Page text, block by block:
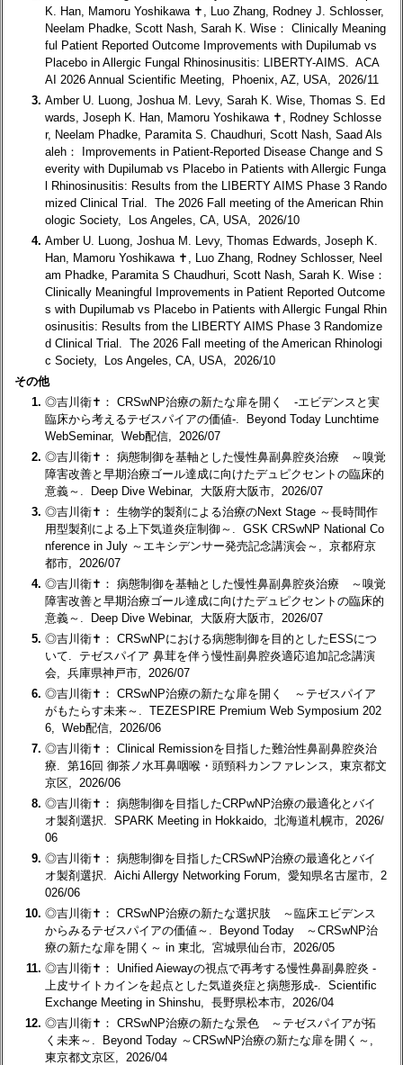
K. Han, Mamoru Yoshikawa ✝, Luo Zhang, Rodney J. Schlosser,
Neelam Phadke, Scott Nash, Sarah K. Wise： Clinically Meaning
ful Patient Reported Outcome Improvements with Dupilumab vs
Placebo in Allergic Fungal Rhinosinusitis: LIBERTY-AIMS. ACA
AI 2026 Annual Scientific Meeting, Phoenix, AZ, USA, 2026/11
3. Amber U. Luong, Joshua M. Levy, Sarah K. Wise, Thomas S. Ed
wards, Joseph K. Han, Mamoru Yoshikawa ✝, Rodney Schlosse
r, Neelam Phadke, Paramita S. Chaudhuri, Scott Nash, Saad Als
aleh： Improvements in Patient-Reported Disease Change and S
everity with Dupilumab vs Placebo in Patients with Allergic Funga
l Rhinosinusitis: Results from the LIBERTY AIMS Phase 3 Rando
mized Clinical Trial. The 2026 Fall meeting of the American Rhin
ologic Society, Los Angeles, CA, USA, 2026/10
4. Amber U. Luong, Joshua M. Levy, Thomas Edwards, Joseph K.
Han, Mamoru Yoshikawa ✝, Luo Zhang, Rodney Schlosser, Neel
am Phadke, Paramita S Chaudhuri, Scott Nash, Sarah K. Wise：
Clinically Meaningful Improvements in Patient Reported Outcome
s with Dupilumab vs Placebo in Patients with Allergic Fungal Rhin
osinusitis: Results from the LIBERTY AIMS Phase 3 Randomize
d Clinical Trial. The 2026 Fall meeting of the American Rhinologi
c Society, Los Angeles, CA, USA, 2026/10
その他
1. ◎吉川衛✝： CRSwNP治療の新たな扉を開く -エビデンスと実
臨床から考えるテゼスパイアの価値-. Beyond Today Lunchtime
WebSeminar, Web配信, 2026/07
2. ◎吉川衛✝： 病態制御を基軸とした慢性鼻副鼻腔炎治療 ～嗅覚
障害改善と早期治療ゴール達成に向けたデュピクセントの臨床的
意義～. Deep Dive Webinar, 大阪府大阪市, 2026/07
3. ◎吉川衛✝： 生物学的製剤による治療のNext Stage ～長時間作
用型製剤による上下気道炎症制御～. GSK CRSwNP National Co
nference in July ～エキシデンサー発売記念講演会～, 京都府京
都市, 2026/07
4. ◎吉川衛✝： 病態制御を基軸とした慢性鼻副鼻腔炎治療 ～嗅覚
障害改善と早期治療ゴール達成に向けたデュピクセントの臨床的
意義～. Deep Dive Webinar, 大阪府大阪市, 2026/07
5. ◎吉川衛✝： CRSwNPにおける病態制御を目的としたESSにつ
いて. テゼスパイア 鼻茸を伴う慢性副鼻腔炎適応追加記念講演
会, 兵庫県神戸市, 2026/07
6. ◎吉川衛✝： CRSwNP治療の新たな扉を開く ～テゼスパイア
がもたらす未来～. TEZESPIRE Premium Web Symposium 202
6, Web配信, 2026/06
7. ◎吉川衛✝： Clinical Remissionを目指した難治性鼻副鼻腔炎治
療. 第16回 御茶ノ水耳鼻咽喉・頭頸科カンファレンス, 東京都文
京区, 2026/06
8. ◎吉川衛✝： 病態制御を目指したCRPwNP治療の最適化とバイ
オ製剤選択. SPARK Meeting in Hokkaido, 北海道札幌市, 2026/
06
9. ◎吉川衛✝： 病態制御を目指したCRSwNP治療の最適化とバイ
オ製剤選択. Aichi Allergy Networking Forum, 愛知県名古屋市, 2
026/06
10. ◎吉川衛✝： CRSwNP治療の新たな選択肢 ～臨床エビデンス
からみるテゼスパイアの価値～. Beyond Today ～CRSwNP治
療の新たな扉を開く～ in 東北, 宮城県仙台市, 2026/05
11. ◎吉川衛✝： Unified Aiewayの視点で再考する慢性鼻副鼻腔炎 -
上皮サイトカインを起点とした気道炎症と病態形成-. Scientific
Exchange Meeting in Shinshu, 長野県松本市, 2026/04
12. ◎吉川衛✝： CRSwNP治療の新たな景色 ～テゼスパイアが拓
く未来～. Beyond Today ～CRSwNP治療の新たな扉を開く～,
東京都文京区, 2026/04